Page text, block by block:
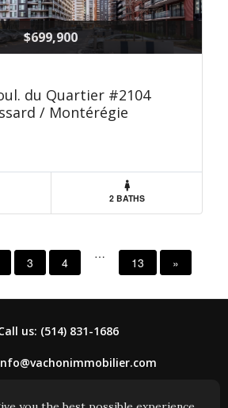
$699,900
du Quartier #2104
/ Montérégie
2 BATHS
3 4
…
13 »
us: (514) 831-1686